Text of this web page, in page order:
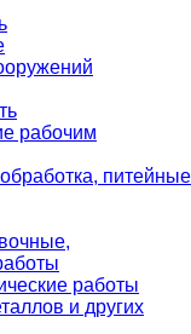
рабочим
питейные
работы
и других